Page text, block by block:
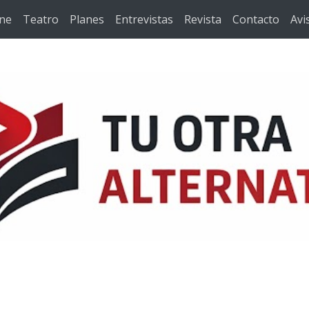
Teatro Planes Entrevistas Revista Contacto